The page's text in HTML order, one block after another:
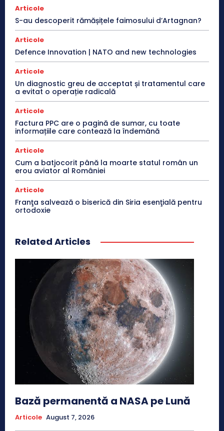
Articole
S-au descoperit rămășițele faimosului d’Artagnan?
Articole
Defence Innovation | NATO and new technologies
Articole
Un diagnostic greu de acceptat și tratamentul care
a evitat o operație radicală
Articole
Factura PPC are o pagină de sumar, cu toate
informațiile care contează la îndemână
Articole
Cum a batjocorit până la moarte statul român un
erou aviator al României
Articole
Franţa salvează o biserică din Siria esenţială pentru
ortodoxie
Related Articles
Bază permanentă a NASA pe Lună
Articole August 7, 2026